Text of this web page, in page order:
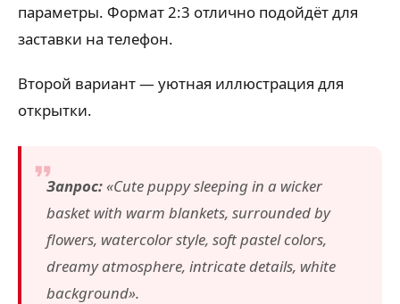
параметры. Формат 2:3 отлично подойдёт для
заставки на телефон.
Второй вариант — уютная иллюстрация для
открытки.
Запрос:«Cute puppy sleeping in a wicker
basket with warm blankets, surrounded by
flowers, watercolor style, soft pastel colors,
dreamy atmosphere, intricate details, white
background».